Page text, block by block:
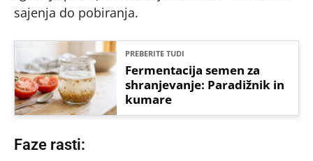
sajenja do pobiranja.
PREBERITE TUDI
Fermentacija semen za
shranjevanje: Paradižnik in
kumare
Faze rasti: